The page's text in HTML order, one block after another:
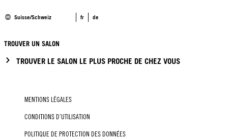
Suisse/Schweiz fr de
TROUVER UN SALON
TROUVER LE SALON LE PLUS PROCHE DE CHEZ VOUS
MENTIONS LÉGALES
CONDITIONS D’UTILISATION
POLITIQUE DE PROTECTION DES DONNÉES